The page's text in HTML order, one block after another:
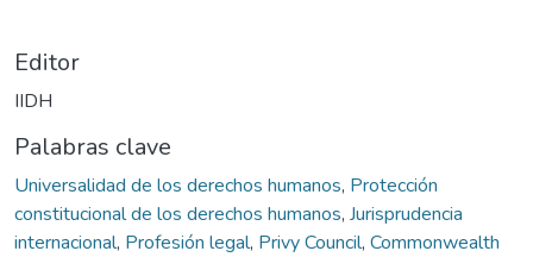
Editor
IIDH
Palabras clave
Universalidad de los derechos humanos, Protección
constitucional de los derechos humanos, Jurisprudencia
internacional, Profesión legal, Privy Council, Commonwealth